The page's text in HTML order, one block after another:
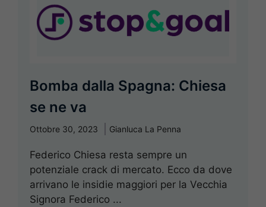
Bomba dalla Spagna: Chiesa
se ne va
Ottobre 30, 2023 Gianluca La Penna
Federico Chiesa resta sempre un
potenziale crack di mercato. Ecco da dove
arrivano le insidie maggiori per la Vecchia
Signora Federico ...